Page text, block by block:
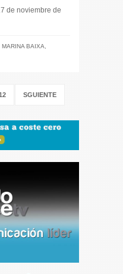
de noviembre de
BAIXA
SGUIENTE